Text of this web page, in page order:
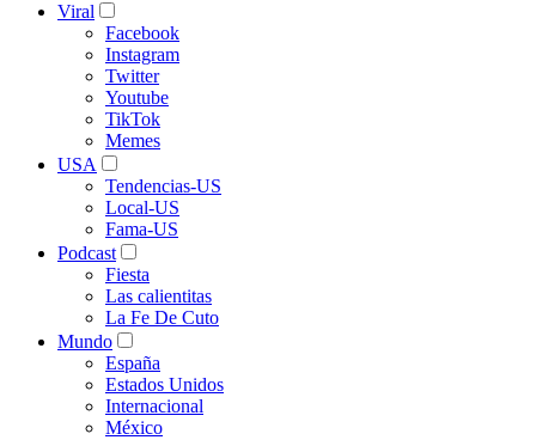
Viral
Facebook
Instagram
Twitter
Youtube
TikTok
Memes
USA
Tendencias-US
Local-US
Fama-US
Podcast
Fiesta
Las calientitas
La Fe De Cuto
Mundo
España
Estados Unidos
Internacional
México